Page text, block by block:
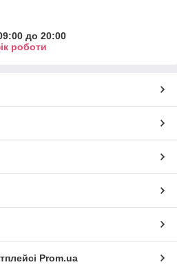
до 20:00
роботи
Prom.ua